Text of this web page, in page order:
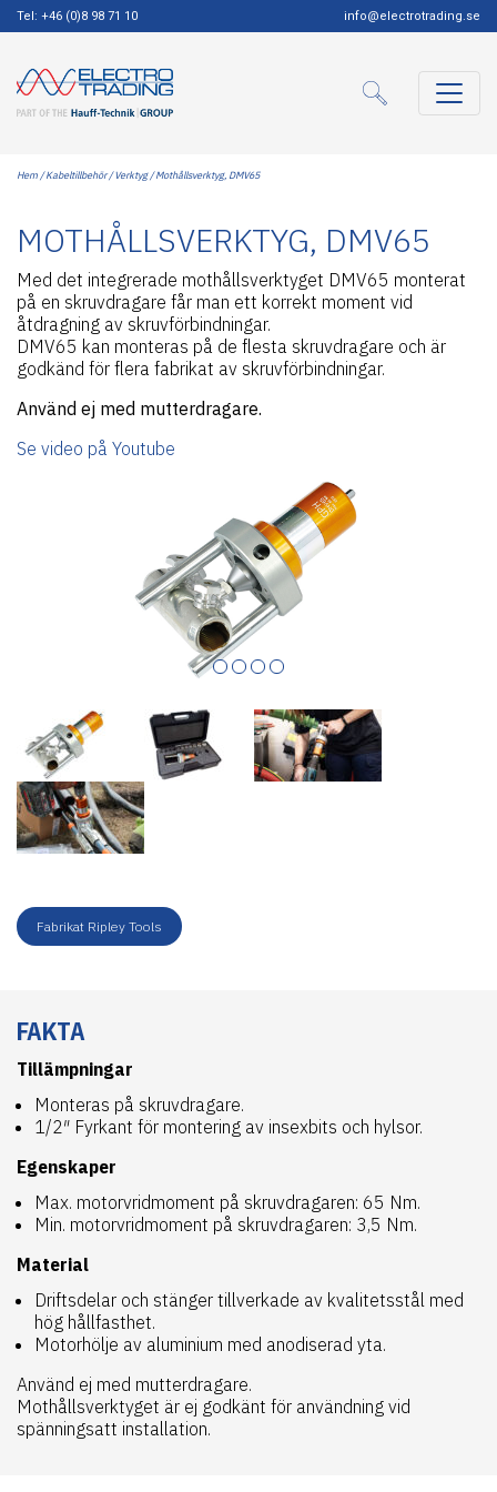
Tel: +46 (0)8 98 71 10 info@electrotrading.se
Hem /Kabeltillbehör/Verktyg/ Mothållsverktyg, DMV65
MOTHÅLLSVERKTYG, DMV65
Med det integrerade mothållsverktyget DMV65 monterat
på en skruvdragare får man ett korrekt moment vid
åtdragning av skruvförbindningar.
DMV65 kan monteras på de flesta skruvdragare och är
godkänd för flera fabrikat av skruvförbindningar.
Använd ej med mutterdragare.
Se video på Youtube
Fabrikat Ripley Tools
FAKTA
Tillämpningar
Monteras på skruvdragare.
1/2″ Fyrkant för montering av insexbits och hylsor.
Egenskaper
Max. motorvridmoment på skruvdragaren: 65 Nm.
Min. motorvridmoment på skruvdragaren: 3,5 Nm.
Material
Driftsdelar och stänger tillverkade av kvalitetsstål med
hög hållfasthet.
Motorhölje av aluminium med anodiserad yta.
Använd ej med mutterdragare.
Mothållsverktyget är ej godkänt för användning vid
spänningsatt installation.